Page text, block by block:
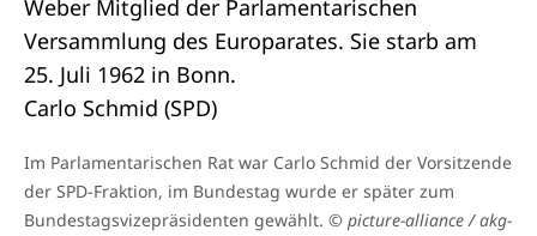
Weber Mitglied der Parlamentarischen
Versammlung des Europarates. Sie starb am
25. Juli 1962 in Bonn.
Carlo Schmid (SPD)
Im Parlamentarischen Rat war Carlo Schmid der Vorsitzende
der SPD-Fraktion, im Bundestag wurde er später zum
Bundestagsvizepräsidenten gewählt. © picture-alliance / akg-